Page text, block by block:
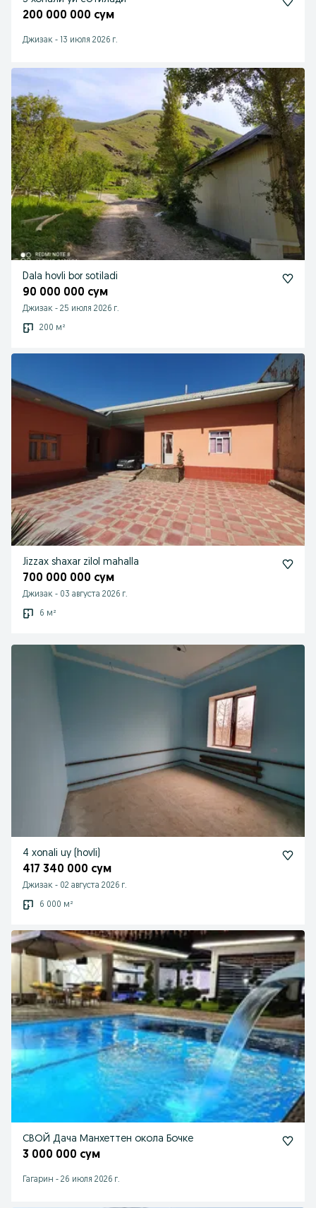
200 000 000 сум
Джизак - 13 июля 2026 г.
Dala hovli bor sotiladi
90 000 000 сум
Джизак - 25 июля 2026 г.
200 м²
Jizzax shaxar zilol mahalla
700 000 000 сум
Джизак - 03 августа 2026 г.
6 м²
4 xonali uy (hovli)
417 340 000 сум
Джизак - 02 августа 2026 г.
6 000 м²
СВОЙ Дача Манхеттен окола Бочке
3 000 000 сум
Гагарин - 26 июля 2026 г.